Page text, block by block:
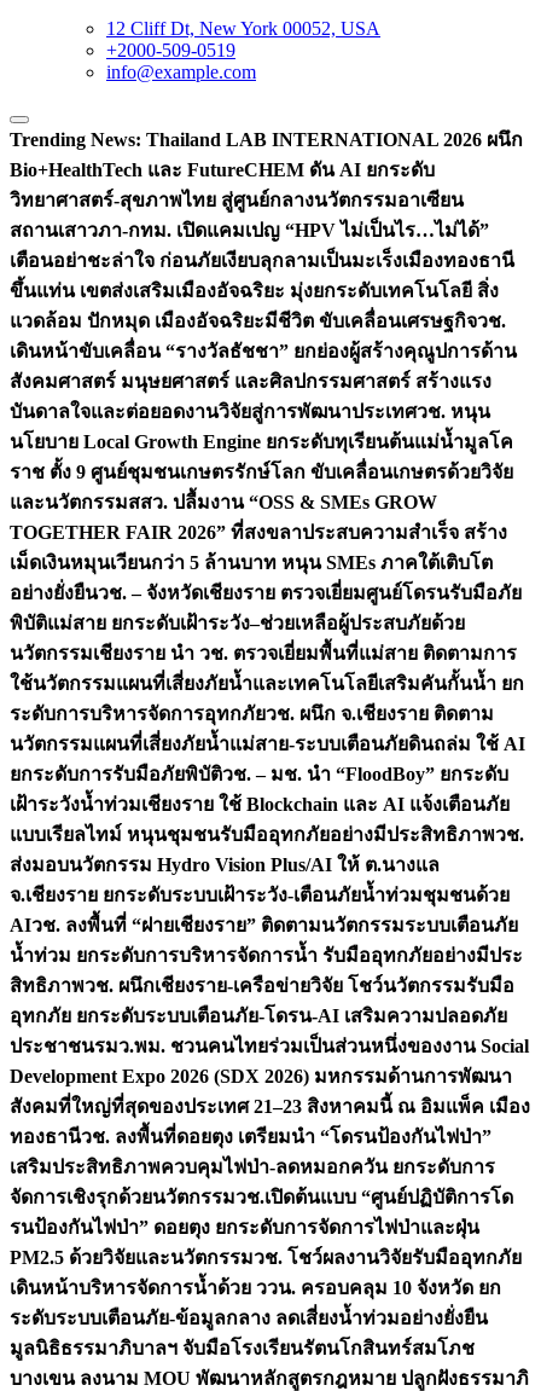
12 Cliff Dt, New York 00052, USA
+2000-509-0519
info@example.com
Trending News: Thailand LAB INTERNATIONAL 2026 ผนึก
Bio+HealthTech และ FutureCHEM ดัน AI ยกระดับ
วิทยาศาสตร์-สุขภาพไทย สู่ศูนย์กลางนวัตกรรมอาเซียน
สถานเสาวภา-กทม. เปิดแคมเปญ “HPV ไม่เป็นไร…ไม่ได้”
เตือนอย่าชะล่าใจ ก่อนภัยเงียบลุกลามเป็นมะเร็งเมืองทองธานี
ขึ้นแท่น เขตส่งเสริมเมืองอัจฉริยะ มุ่งยกระดับเทคโนโลยี สิ่ง
แวดล้อม ปักหมุด เมืองอัจฉริยะมีชีวิต ขับเคลื่อนเศรษฐกิจวช.
เดินหน้าขับเคลื่อน “รางวัลธัชชา” ยกย่องผู้สร้างคุณูปการด้าน
สังคมศาสตร์ มนุษยศาสตร์ และศิลปกรรมศาสตร์ สร้างแรง
บันดาลใจและต่อยอดงานวิจัยสู่การพัฒนาประเทศวช. หนุน
นโยบาย Local Growth Engine ยกระดับทุเรียนต้นแม่น้ำมูลโค
ราช ตั้ง 9 ศูนย์ชุมชนเกษตรรักษ์โลก ขับเคลื่อนเกษตรด้วยวิจัย
และนวัตกรรมสสว. ปลื้มงาน “OSS & SMEs GROW
TOGETHER FAIR 2026” ที่สงขลาประสบความสำเร็จ สร้าง
เม็ดเงินหมุนเวียนกว่า 5 ล้านบาท หนุน SMEs ภาคใต้เติบโต
อย่างยั่งยืนวช. – จังหวัดเชียงราย ตรวจเยี่ยมศูนย์โดรนรับมือภัย
พิบัติแม่สาย ยกระดับเฝ้าระวัง–ช่วยเหลือผู้ประสบภัยด้วย
นวัตกรรมเชียงราย นำ วช. ตรวจเยี่ยมพื้นที่แม่สาย ติดตามการ
ใช้นวัตกรรมแผนที่เสี่ยงภัยน้ำและเทคโนโลยีเสริมคันกั้นน้ำ ยก
ระดับการบริหารจัดการอุทกภัยวช. ผนึก จ.เชียงราย ติดตาม
นวัตกรรมแผนที่เสี่ยงภัยน้ำแม่สาย-ระบบเตือนภัยดินถล่ม ใช้ AI
ยกระดับการรับมือภัยพิบัติวช. – มช. นำ “FloodBoy” ยกระดับ
เฝ้าระวังน้ำท่วมเชียงราย ใช้ Blockchain และ AI แจ้งเตือนภัย
แบบเรียลไทม์ หนุนชุมชนรับมืออุทกภัยอย่างมีประสิทธิภาพวช.
ส่งมอบนวัตกรรม Hydro Vision Plus/AI ให้ ต.นางแล
จ.เชียงราย ยกระดับระบบเฝ้าระวัง-เตือนภัยน้ำท่วมชุมชนด้วย
AIวช. ลงพื้นที่ “ฝายเชียงราย” ติดตามนวัตกรรมระบบเตือนภัย
น้ำท่วม ยกระดับการบริหารจัดการน้ำ รับมืออุทกภัยอย่างมีประ
สิทธิภาพวช. ผนึกเชียงราย-เครือข่ายวิจัย โชว์นวัตกรรมรับมือ
อุทกภัย ยกระดับระบบเตือนภัย-โดรน-AI เสริมความปลอดภัย
ประชาชนรมว.พม. ชวนคนไทยร่วมเป็นส่วนหนึ่งของงาน Social
Development Expo 2026 (SDX 2026) มหกรรมด้านการพัฒนา
สังคมที่ใหญ่ที่สุดของประเทศ 21–23 สิงหาคมนี้ ณ อิมแพ็ค เมือง
ทองธานีวช. ลงพื้นที่ดอยตุง เตรียมนำ “โดรนป้องกันไฟป่า”
เสริมประสิทธิภาพควบคุมไฟป่า-ลดหมอกควัน ยกระดับการ
จัดการเชิงรุกด้วยนวัตกรรมวช.เปิดต้นแบบ “ศูนย์ปฏิบัติการโด
รนป้องกันไฟป่า” ดอยตุง ยกระดับการจัดการไฟป่าและฝุ่น
PM2.5 ด้วยวิจัยและนวัตกรรมวช. โชว์ผลงานวิจัยรับมืออุทกภัย
เดินหน้าบริหารจัดการน้ำด้วย ววน. ครอบคลุม 10 จังหวัด ยก
ระดับระบบเตือนภัย-ข้อมูลกลาง ลดเสี่ยงน้ำท่วมอย่างยั่งยืน
มูลนิธิธรรมาภิบาลฯ จับมือโรงเรียนรัตนโกสินทร์สมโภช
บางเขน ลงนาม MOU พัฒนาหลักสูตรกฎหมาย ปลูกฝังธรรมาภิ